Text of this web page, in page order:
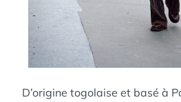
D’origine togolaise et basé à